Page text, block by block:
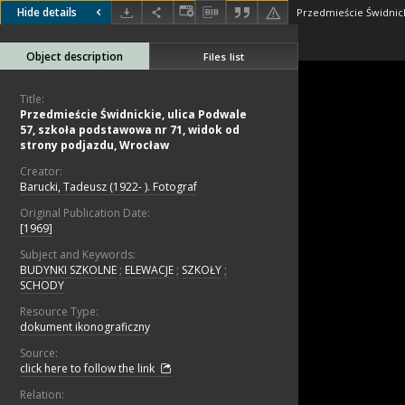
Hide details
Object description Files list
Title:
Przedmieście Świdnickie, ulica Podwale
57, szkoła podstawowa nr 71, widok od
strony podjazdu, Wrocław
Creator:
Barucki, Tadeusz (1922- ). Fotograf
Original Publication Date:
[1969]
Subject and Keywords:
BUDYNKI SZKOLNE ; ELEWACJE ; SZKOŁY ;
SCHODY
Resource Type:
dokument ikonograficzny
Source:
click here to follow the link
Relation: